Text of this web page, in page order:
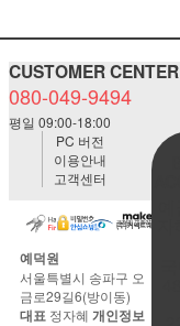
CUSTOMER CENTER
080-049-9494
평일 09:00-18:00
PC 버전
이용안내
고객센터
예덕원
서울특별시 송파구 오
금로29길6(방이동)
대표 정자혜 개인정보